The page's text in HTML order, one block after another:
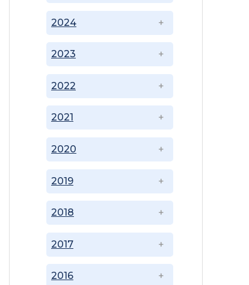
2016
2017
2018
2019
2020
2021
2022
2023
2024